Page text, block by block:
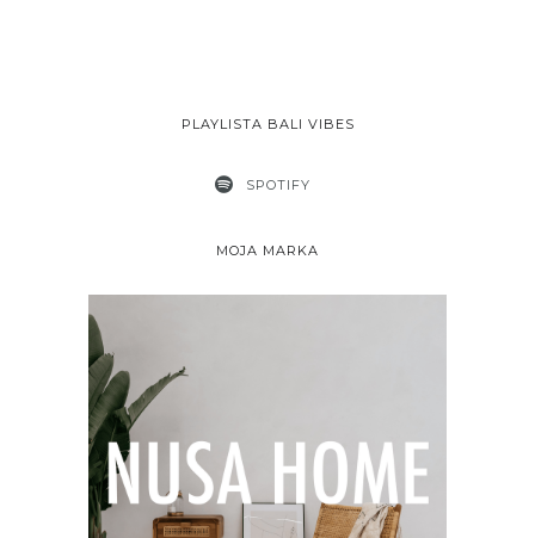
PLAYLISTA BALI VIBES
SPOTIFY
MOJA MARKA